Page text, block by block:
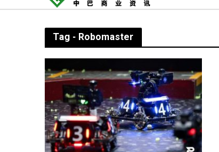
Tag - Robomaster